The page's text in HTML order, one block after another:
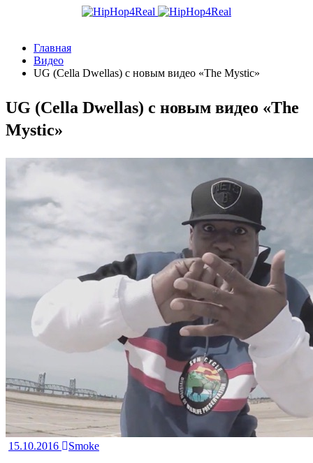
Главная
Видео
UG (Cella Dwellas) с новым видео «The Mystic»
UG (Cella Dwellas) с новым видео «The
Mystic»
15.10.2016
Smoke